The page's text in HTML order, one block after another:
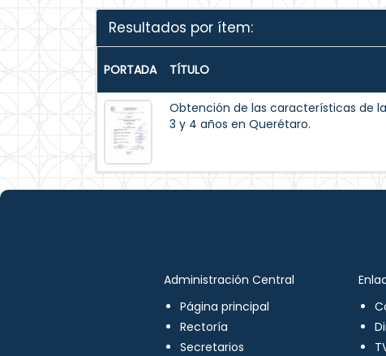
Resultados por ítem:
PORTADA TÍTULO
Obtención de las características de
3 y 4 años en Querétaro.
Administración Central
Página principal
Rectoría
Secretarios